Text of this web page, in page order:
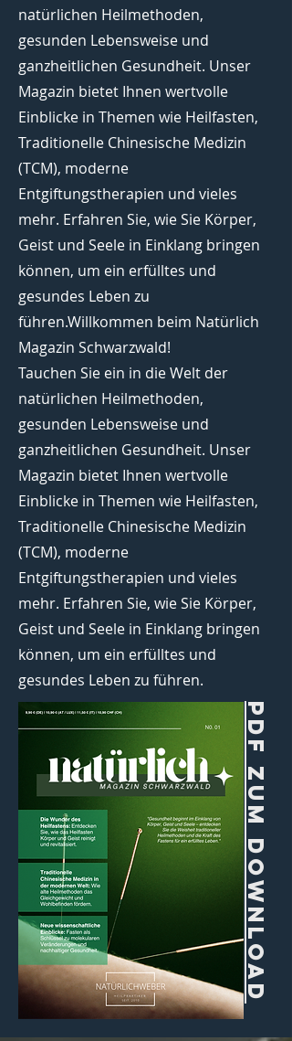
natürlichen Heilmethoden,
gesunden Lebensweise und
ganzheitlichen Gesundheit. Unser
Magazin bietet Ihnen wertvolle
Einblicke in Themen wie Heilfasten,
Traditionelle Chinesische Medizin
(TCM), moderne
Entgiftungstherapien und vieles
mehr. Erfahren Sie, wie Sie Körper,
Geist und Seele in Einklang bringen
können, um ein erfülltes und
gesundes Leben zu
führen.Willkommen beim Natürlich
Magazin Schwarzwald!
Tauchen Sie ein in die Welt der
natürlichen Heilmethoden,
gesunden Lebensweise und
ganzheitlichen Gesundheit. Unser
Magazin bietet Ihnen wertvolle
Einblicke in Themen wie Heilfasten,
Traditionelle Chinesische Medizin
(TCM), moderne
Entgiftungstherapien und vieles
mehr. Erfahren Sie, wie Sie Körper,
Geist und Seele in Einklang bringen
können, um ein erfülltes und
gesundes Leben zu führen.
PDF zum download